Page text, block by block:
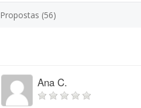
Propostas (56)
Ana C.